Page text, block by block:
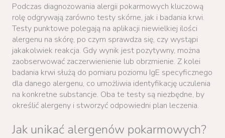
Podczas diagnozowania alergii pokarmowych kluczową
rolę odgrywają zarówno testy skórne, jak i badania krwi.
Testy punktowe polegają na aplikacji niewielkiej ilości
alergenu na skórę, po czym sprawdza się, czy wystąpi
jakakolwiek reakcja. Gdy wynik jest pozytywny, można
zaobserwować zaczerwienienie lub obrzmienie. Z kolei
badania krwi służą do pomiaru poziomu IgE specyficznego
dla danego alergenu, co umożliwia identyfikację uczulenia
na konkretne substancje. Oba te testy są niezbędne, by
określić alergeny i stworzyć odpowiedni plan leczenia.
Jak unikać alergenów pokarmowych?